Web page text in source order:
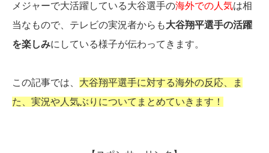
メジャーで大活躍している大谷選手の海外での人気は相
当なもので、テレビの実況者からも大谷翔平選手の活躍
を楽しみにしている様子が伝わってきます。
この記事では、 大谷翔平選手に対する海外の反応、ま
た、実況や人気ぶりについてまとめていきます！